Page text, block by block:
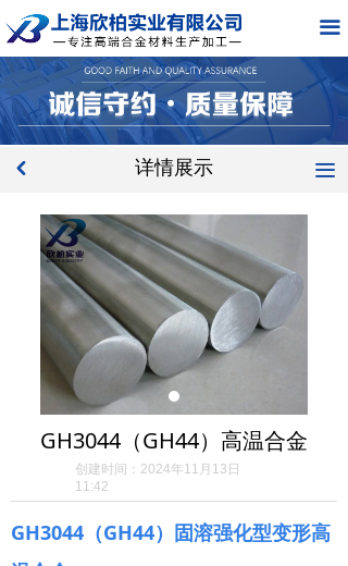
끀
网站首页
关于我们
产品中心
新闻中心
应用领域
在线留言
联系我们
GH3044（GH44）高温合金
创建时间： 2024年11月13日
11:42
GH3044（GH44）固溶强化型变形高
낒 끀
详情展示